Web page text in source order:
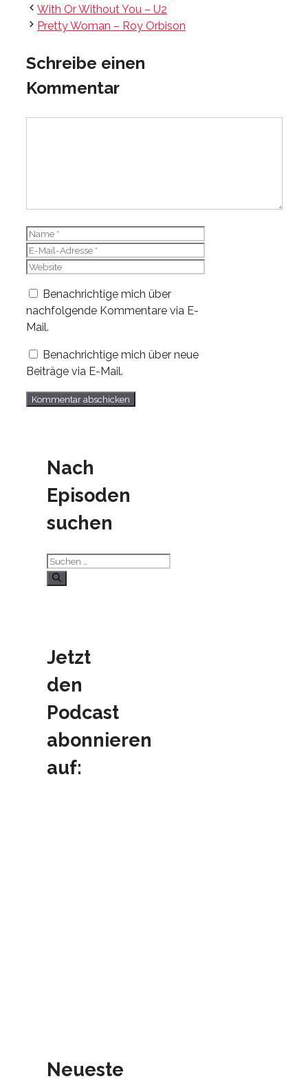
With Or Without You – U2
Pretty Woman – Roy Orbison
Schreibe einen
Kommentar
Name
E-
Mail-
Website
Benachrichtige mich über
nachfolgende Kommentare via E-
Mail.
Benachrichtige mich über neue
Beiträge via E-Mail.
Nach
Episoden
suchen
Suchen
nach:
Jetzt
den
Podcast
abonnieren
auf:
Neueste